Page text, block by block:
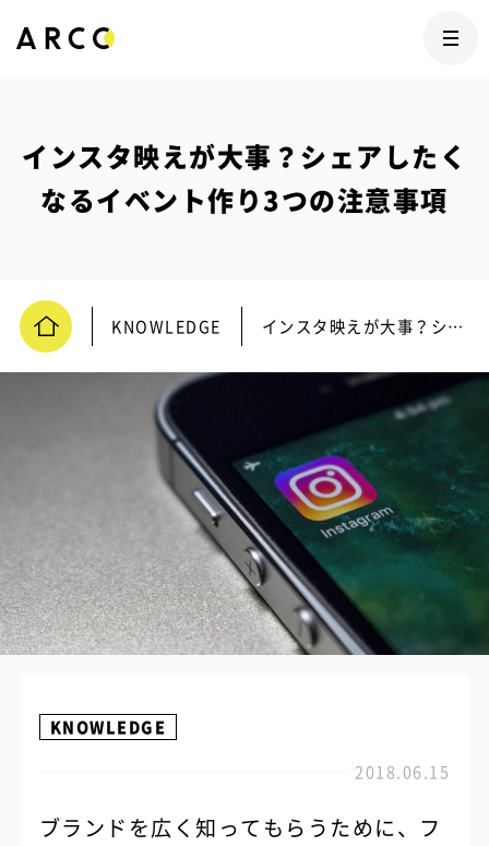
インスタ映えが大事？シェアしたく
なるイベント作り3つの注意事項
KNOWLEDGE インスタ映えが大事？シェアしたくなるイベント作り3つの注意事項
KNOWLEDGE
2018.06.15
ブランドを広く知ってもらうために、フ